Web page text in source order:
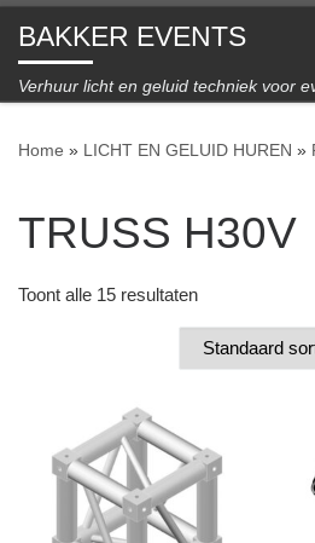
Ga naar inhoud
BAKKER EVENTS
Verhuur licht en geluid techniek voor
Home » LICHT EN GELUID HUREN »
TRUSS H30V
Toont alle 15 resultaten